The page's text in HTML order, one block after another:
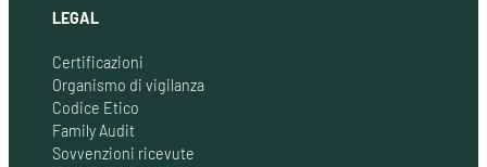
LEGAL
Certificazioni
Organismo di vigilanza
Codice Etico
Family Audit
Sovvenzioni ricevute